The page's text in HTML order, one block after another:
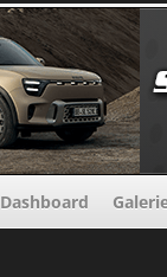
Dashboard